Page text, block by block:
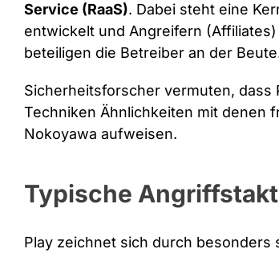
Service (RaaS). Dabei steht eine
entwickelt und Angreifern
beteiligen die Betreiber an der
Sicherheitsforscher vermuten, dass
Techniken Ähnlichkeiten mit denen
Nokoyawa aufweisen.
Typische
Play zeichnet sich durch